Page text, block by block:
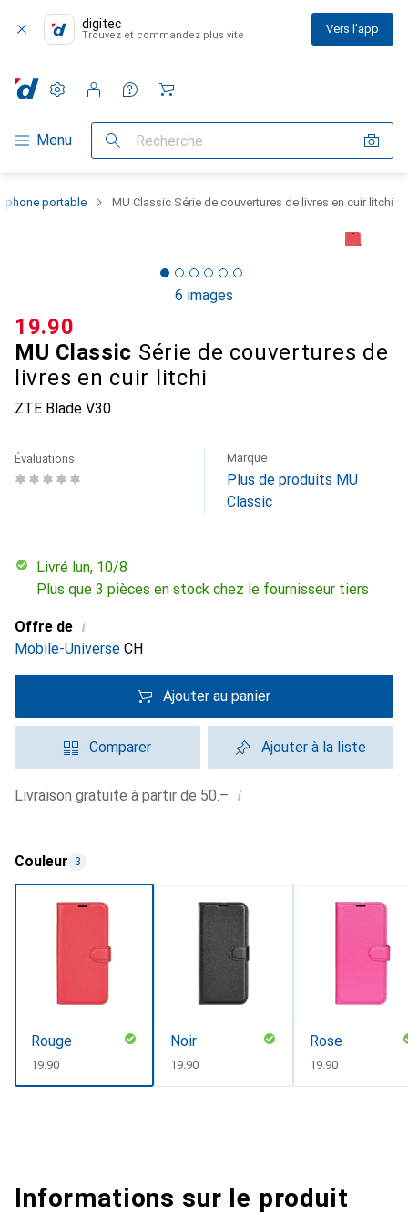
digitec
Trouvez et commandez plus vite Vers l'app
Navigation par catégorie
Menu Recherche
Paramètres
Compte client
Listes de comparaison
Listes d'envies
Panier
portable MU Classic Série de couvertures de livres en cuir litchi
6 images
MU Classic Série de couvertures de
livres en cuir litchi
ZTE Blade V30
CHF
19.90
Évaluations Marque
Plus de produits MU
Classic
Livré lun, 10/8
Plus que 3 pièces en stock chez le fournisseur tiers
Offre de i
Mobile-Universe CH
Ajouter au panier
Comparer Ajouter à la liste
Livraison gratuite à partir de 50.– i
Couleur 3
Rouge
CHF
19.90
Noir
CHF
19.90
Rose
CHF
19.90
Informations sur le produit